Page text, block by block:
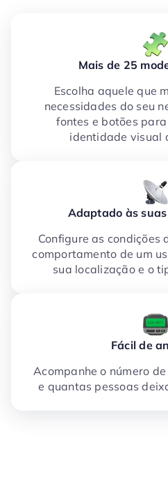
Mais de 25
Escolha aquele que
necessidades do seu
fontes e botões
identidade visual
Adaptado às
Configure as condições
comportamento de um
sua localização e o
Fácil de
Acompanhe o número
e quantas pessoas